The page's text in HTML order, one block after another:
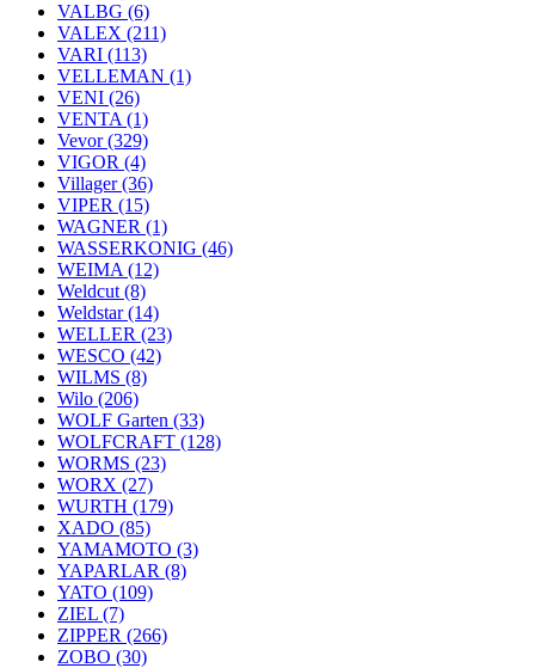
VALBG (6)
VALEX (211)
VARI (113)
VELLEMAN (1)
VENI (26)
VENTA (1)
Vevor(329)
VIGOR (4)
Villager(36)
VIPER (15)
WAGNER (1)
WASSERKONIG (46)
WEIMA (12)
Weldcut (8)
Weldstar(14)
WELLER (23)
WESCO (42)
WILMS (8)
Wilo (206)
WOLF Garten (33)
WOLFCRAFT (128)
WORMS (23)
WORX (27)
WURTH (179)
XADO (85)
YAMAMOTO (3)
YAPARLAR (8)
YATO (109)
ZIEL (7)
ZIPPER (266)
ZOBO (30)